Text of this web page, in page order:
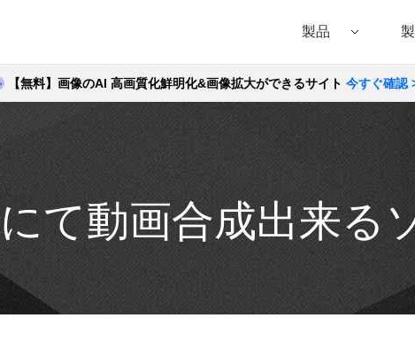
製品
Filmora（フィモーラ）
• Filmora for Windows
• Filmora for Mac
UniConverter(スーパーメディア変
• UniConverter for Windows
• UniConverter for Mac
•
【無料】画像のAI 高画質化鮮明化&画像拡大ができるサイト 今すぐ確認
て動画合成出来る